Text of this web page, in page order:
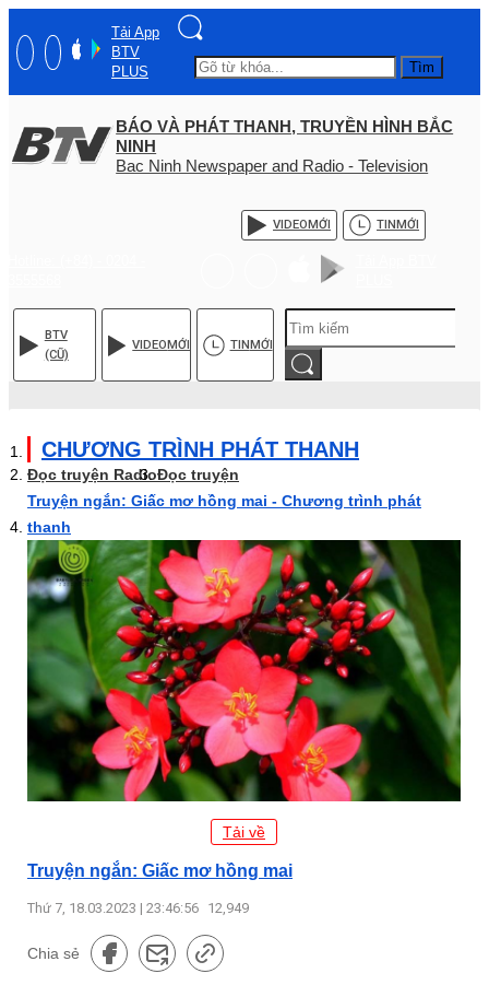
Tải App
BTV
PLUS
Tìm
BÁO VÀ PHÁT THANH, TRUYỀN HÌNH BẮC
NINH
Bac Ninh Newspaper and Radio - Television
VIDEOMỚI TINMỚI
BTV
(CŨ)
VIDEOMỚI TINMỚI
CHƯƠNG TRÌNH PHÁT THANH
Đọc truyện RadioĐọc truyện
Truyện ngắn: Giấc mơ hồng mai - Chương trình phát
thanh
Tải về
Truyện ngắn: Giấc mơ hồng mai
Thứ 7, 18.03.2023 | 23:46:56 12,949
Chia sẻ